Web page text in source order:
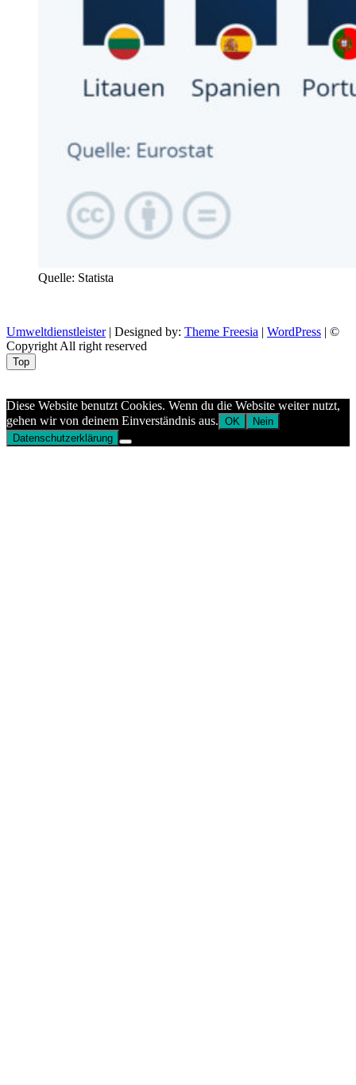
Quelle: Statista
Umweltdienstleister| Designed by: Theme Freesia | WordPress | ©
Copyright All right reserved
Top
Diese Website benutzt Cookies. Wenn du die Website weiter nutzt,
gehen wir von deinem Einverständnis aus. OK
Nein
Datenschutzerklärung